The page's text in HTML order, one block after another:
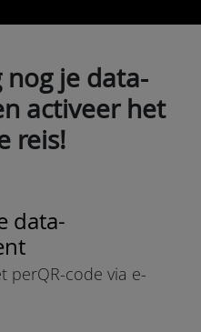
nog je data-
activeer het
reis!
data-
perQR-code via e-